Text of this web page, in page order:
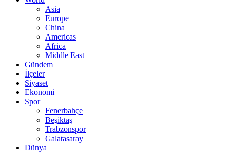
Asia
Europe
China
Americas
Africa
Middle East
Gündem
İlçeler
Siyaset
Ekonomi
Spor
Fenerbahçe
Beşiktaş
Trabzonspor
Galatasaray
Dünya